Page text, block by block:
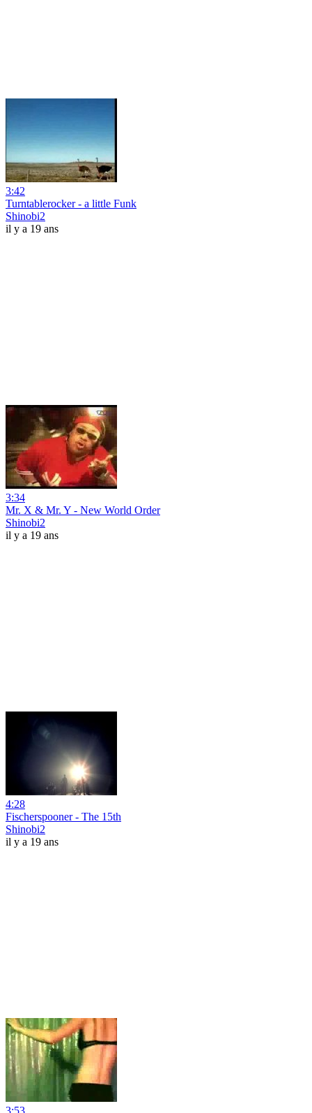
3:42
Turntablerocker - a little Funk
Shinobi2
il y a 19 ans
3:34
Mr. X & Mr. Y - New World Order
Shinobi2
il y a 19 ans
4:28
Fischerspooner - The 15th
Shinobi2
il y a 19 ans